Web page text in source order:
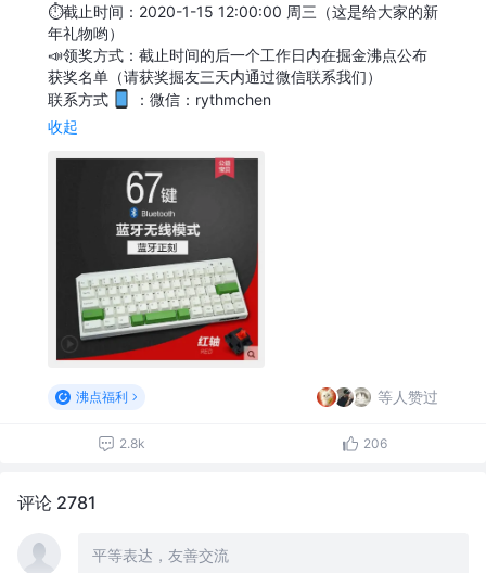
⏱️截止时间：2020-1-15 12:00:00 周三（这是给大家的新
年礼物哟）
📣领奖方式：截止时间的后一个工作日内在掘金沸点公布
获奖名单（请获奖掘友三天内通过微信联系我们）
联系方式
：微信：rythmchen
收起
沸点福利 等人赞过
2.8k 206
评论 2781